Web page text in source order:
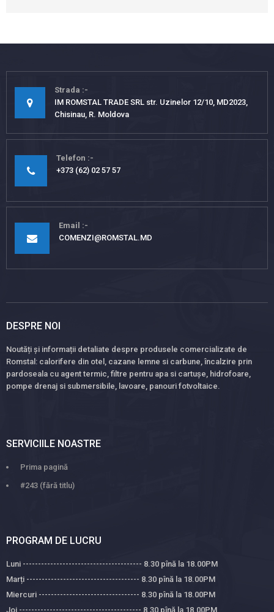
Strada
IM ROMSTAL TRADE SRL str. Uzinelor 12/10, MD2023,
Chisinau, R. Moldova
Telefon
+373 (62) 02 57 57
Email
COMENZI@ROMSTAL.MD
DESPRE NOI
Noutăți și informații detaliate despre produsele comercializate de
Romstal: calorifere din otel, cazane lemne si carbune, încalzire prin
pardoseala cu agent termic, filtre pentru apa si cartușe, hidrofoare,
pompe drenaj si submersibile, lavoare, panouri fotvoltaice.
SERVICIILE NOASTRE
Prima pagină
#243 (fără titlu)
PROGRAM DE LUCRU
Luni --------------------------------------- 8.30 pînă la 18.00PM
Marți ------------------------------------- 8.30 pînă la 18.00PM
Miercuri --------------------------------- 8.30 pînă la 18.00PM
Joi ---------------------------------------- 8.30 pînă la 18.00PM